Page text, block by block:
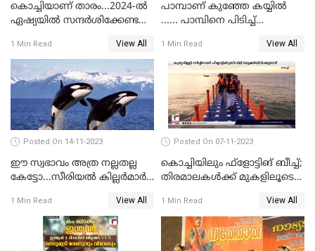
കൊച്ചിയാണ് താരം...2024-ല്‍
ഏഷ്യയില്‍ സന്ദര്‍ശിക്കേണ്ട
കൊച്ചിയും
1 Min Read View All
പാമ്പാണ് കുഞ്ഞേ കയ്യില്‍
...... പാമ്പിനെ പിടിച്ച്
വൈറലായി വീഡിയോ
1 Min Read View All
Posted On 14-11-2023
ഈ സ്വഭാവം അത്ര നല്ലതല്ല
കേട്ടോ...സീരിയല്‍ കില്ലര്‍മാര്‍
ഓര്‍ക്കകളുടെ സ്വഭാവരീതി
1 Min Read View All
Posted On 07-11-2023
കൊച്ചിയിലും ഫ്‌ളോട്ടിങ് ബീച്ച്;
തിരമാലകള്‍ക്ക് മുകളിലൂടെ
1 Min Read View All